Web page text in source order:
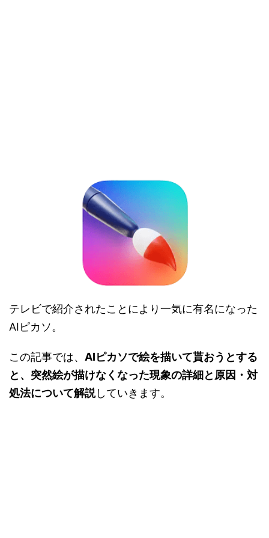
テレビで紹介されたことにより一気に有名になった
AIピカソ。
この記事では、 AIピカソで絵を描いて貰おうとする
と、突然絵が描けなくなった現象の詳細と原因・対
処法について解説していきます。